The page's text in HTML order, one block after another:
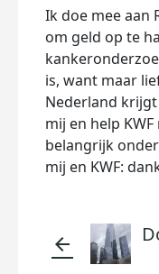
Ik doe mee aan
om geld op te
is, want maar
Nederland
mij en help
belangrijk
mij en KWF:
arrow_back